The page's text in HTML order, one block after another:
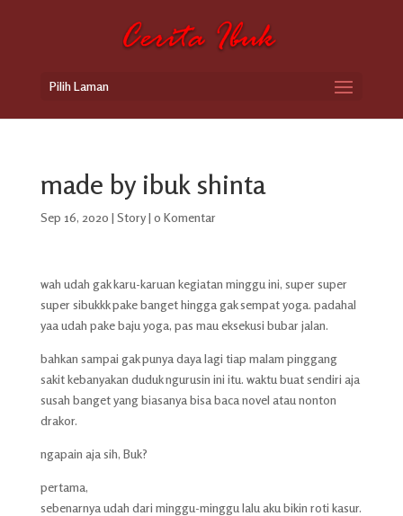
Pilih Laman
made by ibuk shinta
Sep 16, 2020 | Story| 0 Komentar
wah udah gak karu-karuan kegiatan minggu ini, super super
super sibukkk pake banget hingga gak sempat yoga. padahal
yaa udah pake baju yoga, pas mau eksekusi bubar jalan.
bahkan sampai gak punya daya lagi tiap malam pinggang
sakit kebanyakan duduk ngurusin ini itu. waktu buat sendiri aja
susah banget yang biasanya bisa baca novel atau nonton
drakor.
ngapain aja sih, Buk?
pertama,
sebenarnya udah dari minggu-minggu lalu aku bikin roti kasur.